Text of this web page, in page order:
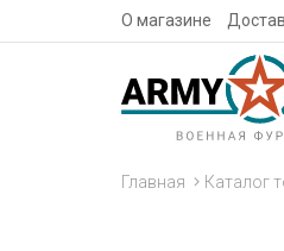
О магазине
Главная Каталог